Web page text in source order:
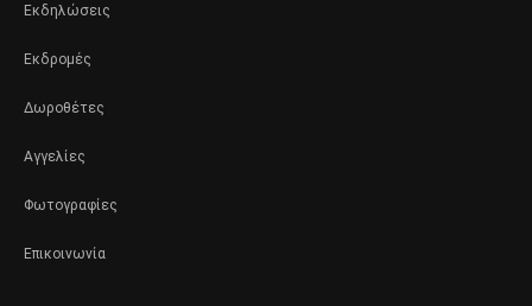
Εκδηλώσεις
Εκδρομές
Δωροθέτες
Αγγελίες
Φωτογραφίες
Επικοινωνία